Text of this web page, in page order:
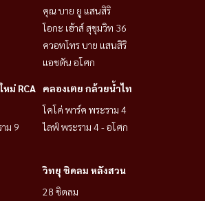
คุณ บาย ยู แสนสิริ
โอกะ เฮ้าส์ สุขุมวิท 36
ควอทโทร บาย แสนสิริ
แอชตัน อโศก
ม่ RCA
ม 9
คลองเตย กล้วยน้ำไท
โคโค่ พาร์ค พระราม 4
ไลฟ์ พระราม 4 - อโศก
วิทยุ ชิดลม หลังสวน
28 ชิดลม